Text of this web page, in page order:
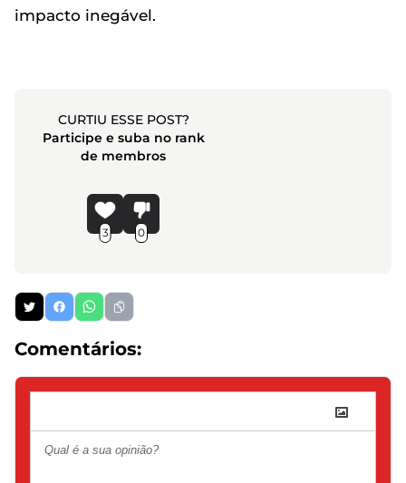
impacto inegável.
CURTIU ESSE POST?
Participe e suba no rank
de membros
3 0
Comentários: